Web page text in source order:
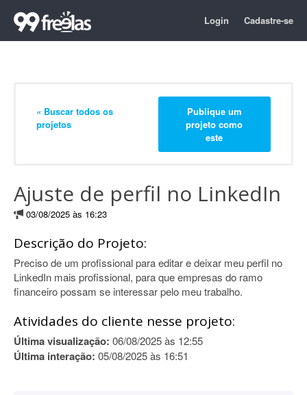
Login Cadastre-se
« Buscar todos os
projetos
Publique um
projeto como
este
Ajuste de perfil no LinkedIn
03/08/2025 às 16:23
Descrição do Projeto:
Preciso de um profissional para editar e deixar meu perfil no
LinkedIn mais profissional, para que empresas do ramo
financeiro possam se interessar pelo meu trabalho.
Atividades do cliente nesse projeto:
Última visualização: 06/08/2025 às 12:55
Última interação: 05/08/2025 às 16:51